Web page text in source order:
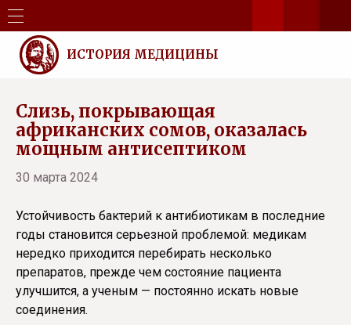
ИСТОРИЯ МЕДИЦИНЫ
Слизь, покрывающая
африканских сомов, оказалась
мощным антисептиком
30 марта 2024
Устойчивость бактерий к антибиотикам в последние
годы становится серьезной проблемой: медикам
нередко приходится перебирать несколько
препаратов, прежде чем состояние пациента
улучшится, а ученым — постоянно искать новые
соединения.